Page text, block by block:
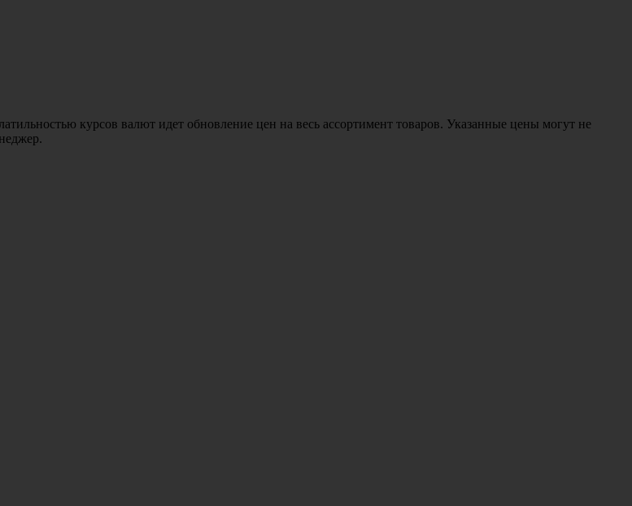
курсов валют идет обновление цен на весь ассортимент товаров. Указанные цены могут не